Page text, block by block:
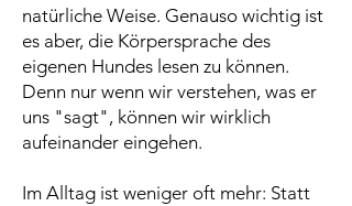
natürliche Weise. Genauso wichtig ist
es aber, die Körpersprache des
eigenen Hundes lesen zu können.
Denn nur wenn wir verstehen, was er
uns "sagt", können wir wirklich
aufeinander eingehen.
Im Alltag ist weniger oft mehr: Statt